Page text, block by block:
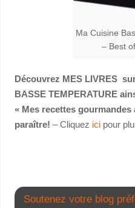
Ma Cuisine
– Best
Découvrez MES LIVRES
BASSE TEMPERATURE
« Mes recettes
paraître! – Cliquez icipour
Soutenez votre blog